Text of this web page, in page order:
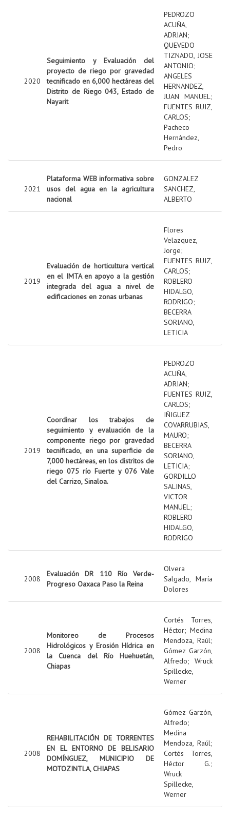
2020
Seguimiento y Evaluación del
proyecto de riego por gravedad
tecnificado en 6,000 hectáreas del
Distrito de Riego 043, Estado de
Nayarit
PEDROZO
ACUÑA,
ADRIAN;
QUEVEDO
TIZNADO, JOSE
ANTONIO;
ANGELES
HERNANDEZ,
JUAN MANUEL;
FUENTES RUIZ,
CARLOS;
Pacheco
Hernández,
Pedro
2021
Plataforma WEB informativa sobre
usos del agua en la agricultura
nacional
GONZALEZ
SANCHEZ,
ALBERTO
2019
Evaluación de horticultura vertical
en el IMTA en apoyo a la gestión
integrada del agua a nivel de
edificaciones en zonas urbanas
Flores
Velazquez,
Jorge;
FUENTES RUIZ,
CARLOS;
ROBLERO
HIDALGO,
RODRIGO;
BECERRA
SORIANO,
LETICIA
2019
Coordinar los trabajos de
seguimiento y evaluación de la
componente riego por gravedad
tecnificado, en una superficie de
7,000 hectáreas, en los distritos de
riego 075 río Fuerte y 076 Vale
del Carrizo, Sinaloa.
PEDROZO
ACUÑA,
ADRIAN;
FUENTES RUIZ,
CARLOS;
IÑIGUEZ
COVARRUBIAS,
MAURO;
BECERRA
SORIANO,
LETICIA;
GORDILLO
SALINAS,
VICTOR
MANUEL;
ROBLERO
HIDALGO,
RODRIGO
2008
Evaluación DR 110 Río Verde-
Progreso Oaxaca Paso la Reina
Olvera
Salgado, María
Dolores
2008
Monitoreo de Procesos
Hidrológicos y Erosión Hídrica en
la Cuenca del Río Huehuetán,
Chiapas
Cortés Torres,
Héctor; Medina
Mendoza, Raúl;
Gómez Garzón,
Alfredo; Wruck
Spillecke,
Werner
2008
REHABILITACIÓN DE TORRENTES
EN EL ENTORNO DE BELISARIO
DOMÍNGUEZ, MUNICIPIO DE
MOTOZINTLA, CHIAPAS
Gómez Garzón,
Alfredo;
Medina
Mendoza, Raúl;
Cortés Torres,
Héctor G.;
Wruck
Spillecke,
Werner